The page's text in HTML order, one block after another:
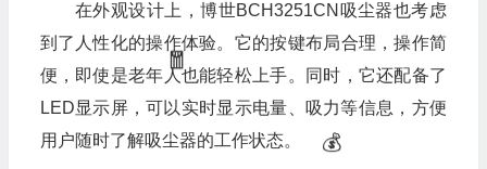
在外观设计上，博世BCH3251CN吸尘器也考虑
到了人性化的操作体验。它的按键布局合理，操作简
便，即使是老年人也能轻松上手。同时，它还配备了
LED显示屏，可以实时显示电量、吸力等信息，方便
用户随时了解吸尘器的工作状态。